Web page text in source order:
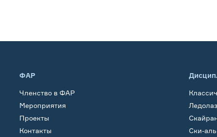
ФАР
Членство в ФАР
Мероприятия
Проекты
Контакты
Ски-